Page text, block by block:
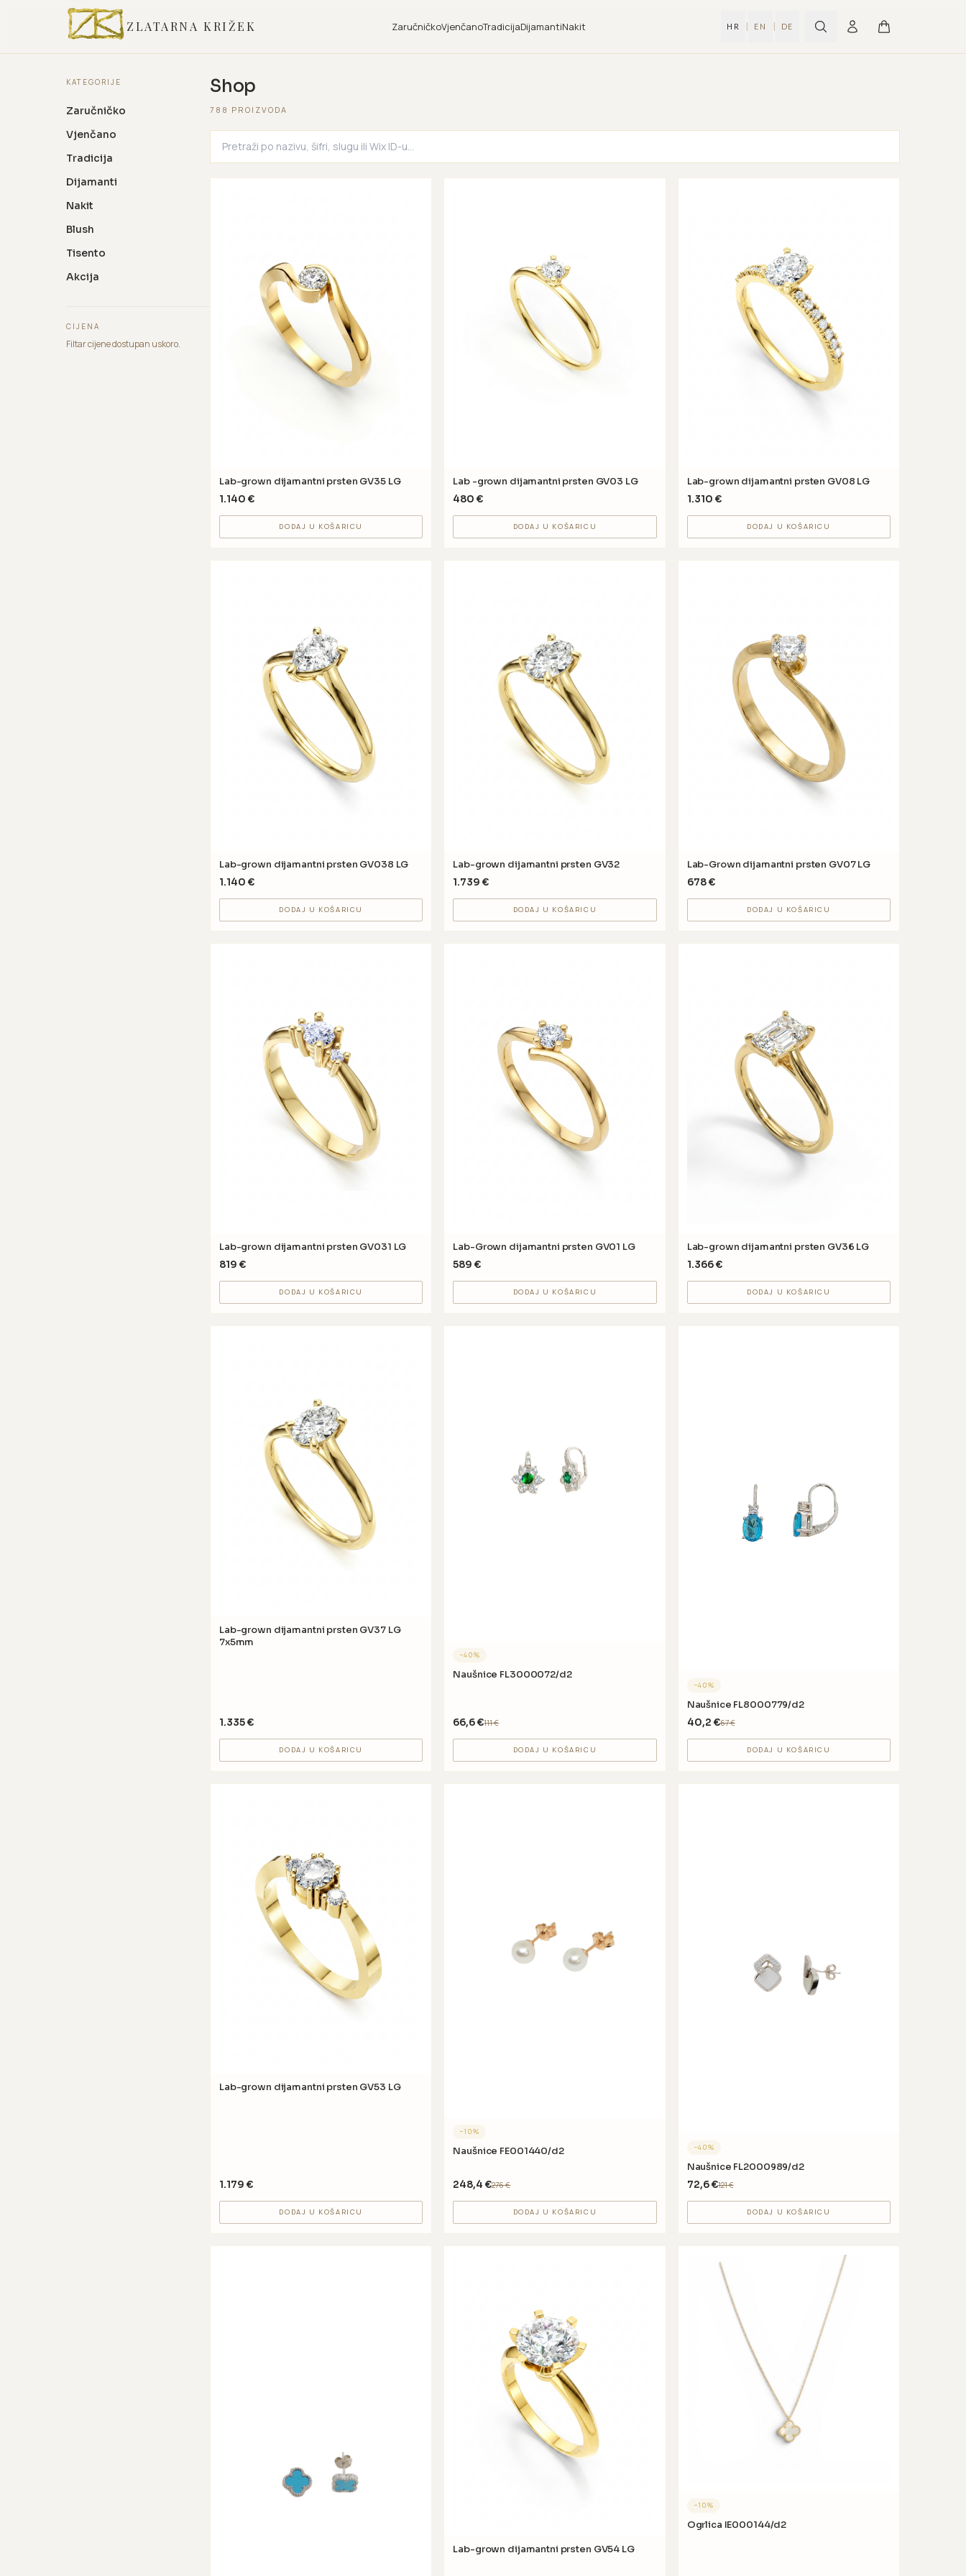
ZLATARNA KRIŽEK ZaručničkoVjenčanoTradicijaDijamantiNakit HR | EN | DE
KATEGORIJE
Zaručničko
Vjenčano
Tradicija
Dijamanti
Nakit
Blush
Tisento
Akcija
CIJENA
Filtar cijene dostupan uskoro.
Shop
788 PROIZVODA
Lab-grown dijamantni prsten GV35 LG
1.140 €
DODAJ U KOŠARICU
Lab -grown dijamantni prsten GV03 LG
480 €
DODAJ U KOŠARICU
Lab-grown dijamantni prsten GV08 LG
1.310 €
DODAJ U KOŠARICU
Lab-grown dijamantni prsten GV038 LG
1.140 €
DODAJ U KOŠARICU
Lab-grown dijamantni prsten GV32
1.739 €
DODAJ U KOŠARICU
Lab-Grown dijamantni prsten GV07 LG
678€
DODAJ U KOŠARICU
Lab-grown dijamantni prsten GV031 LG
819 €
DODAJ U KOŠARICU
Lab-Grown dijamantni prsten GV01 LG
589 €
DODAJ U KOŠARICU
Lab-grown dijamantni prsten GV36 LG
1.366€
DODAJ U KOŠARICU
Lab-grown dijamantni prsten GV37 LG
7x5mm
1.335€
DODAJ U KOŠARICU
−40%
Naušnice FL3000072/d2
66,6€111€
DODAJ U KOŠARICU
−40%
Naušnice FL8000779/d2
40,2 €67€
DODAJ U KOŠARICU
Lab-grown dijamantni prsten GV53 LG
1.179 €
DODAJ U KOŠARICU
−10%
Naušnice FE001440/d2
248,4 €276€
DODAJ U KOŠARICU
−40%
Naušnice FL2000989/d2
72,6€121€
DODAJ U KOŠARICU
Lab-grown dijamantni prsten GV54 LG
−10%
Ogrlica IE000144/d2